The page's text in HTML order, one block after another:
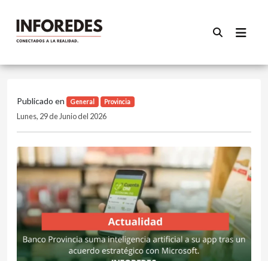
Publicado en General Provincia
Lunes, 29 de Junio del 2026